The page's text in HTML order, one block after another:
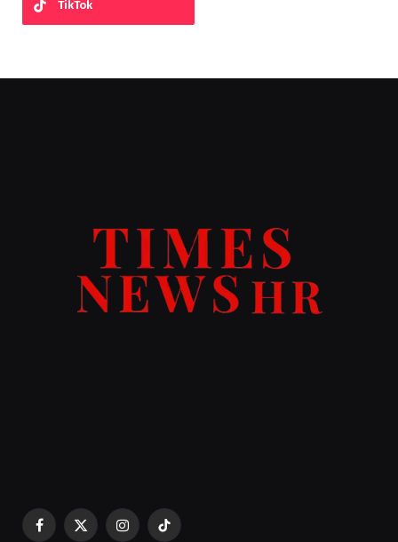
TikTok
Facebook
X
Instagram
TikTok